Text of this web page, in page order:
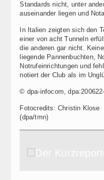
Standards nicht, unter
auseinander liegen und
In Italien zeigten sich den
einer von acht Tunneln
die anderen gar nicht.
liegende Pannenbuchten,
Notrufeinrichtungen und
notiert der Club als im
© dpa-infocom,
Fotocredits: Christin Klose
(dpa/tmn)